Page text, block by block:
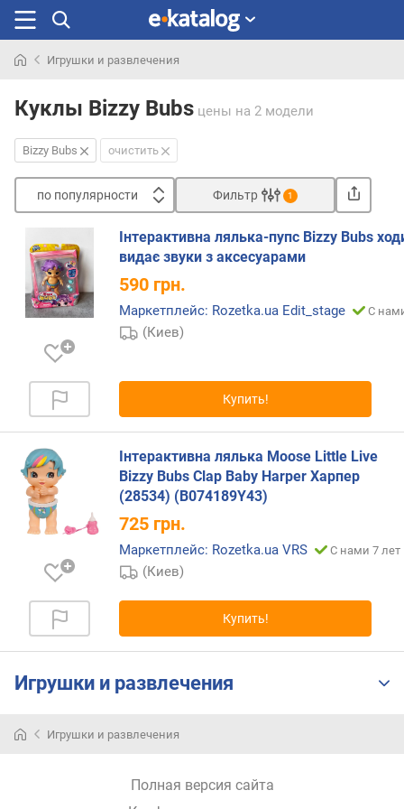
раньше
Игрушки и развлечения
Куклы Bizzy Bubs цены на 2 модели
Bizzy Bubs очистить
по популярности
п
о
п
о
у
л
я
н
с
т
и
о
д
ш
х
о
Фильтр 1
Інтерактивна лялька-пупс Bizzy Bubs
видає звуки з аксесуарами
590 грн.
Маркетплейс: Rozetka.ua Edit_stage С
(Киев)
Купить!
Інтерактивна лялька Мооѕе Little Live
Bizzy Bubs Clap Baby Harper Харпер
(28534) (B074189Y43)
725 грн.
Маркетплейс: Rozetka.ua VRS С нами 7 лет
(Киев)
Купить!
Игрушки и развлечения
Игрушки и развлечения
Полная версия сайта